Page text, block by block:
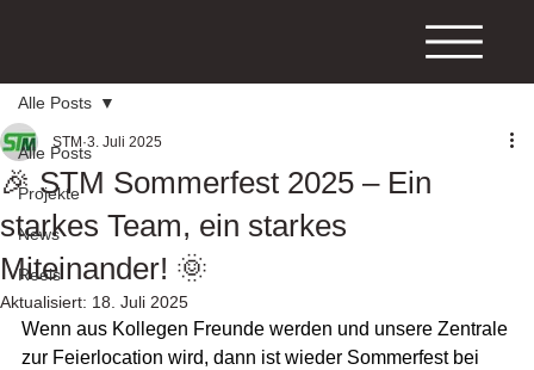
Alle Posts
Projekte
News
Reels
Alle Posts
🎉 STM Sommerfest 2025 – Ein
starkes Team, ein starkes
Miteinander! 🌞
STM 3. Juli 2025
Aktualisiert: 18. Juli 2025
Wenn aus Kollegen Freunde werden und unsere Zentrale
zur Feierlocation wird, dann ist wieder Sommerfest bei